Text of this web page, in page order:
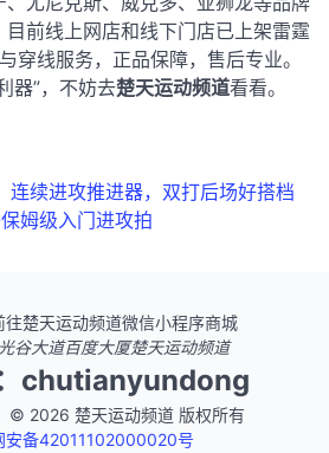
前线上网店和线下门店已上架雷霆
穿线服务，正品保障，售后专业。
器”，不妨去楚天运动频道看看。
连续进攻推进器，双打后场好搭档
姆级入门进攻拍
往楚天运动频道微信小程序商城
谷大道百度大厦楚天运动频道
chutianyundong
© 2026 楚天运动频道 版权所有
安备42011102000020号